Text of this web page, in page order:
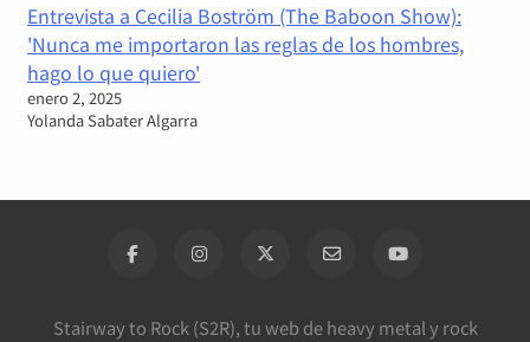
Entrevista a Cecilia Boström (The Baboon Show):
'Nunca me importaron las reglas de los hombres,
hago lo que quiero'
enero 2, 2025
Yolanda Sabater Algarra
Stairway to Rock (S2R), tu web de heavy metal y rock